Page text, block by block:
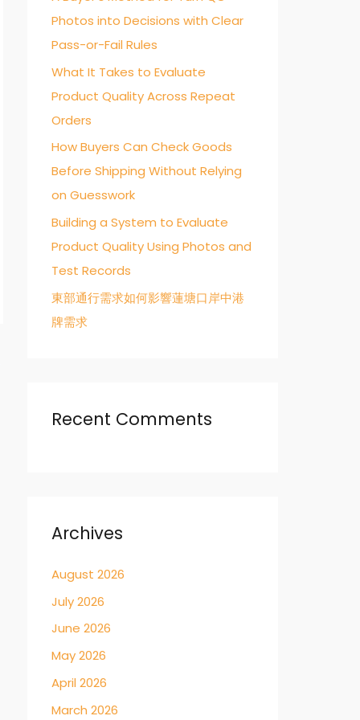
o
r
:
Photos into Decisions with Clear
Pass-or-Fail Rules
What It Takes to Evaluate
Product Quality Across Repeat
Orders
How Buyers Can Check Goods
Before Shipping Without Relying
on Guesswork
Building a System to Evaluate
Product Quality Using Photos and
Test Records
東部通行需求如何影響蓮塘口岸中港
牌需求
Recent Comments
Archives
August 2026
July 2026
June 2026
May 2026
April 2026
March 2026